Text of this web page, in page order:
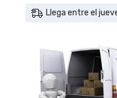
Llega entre el